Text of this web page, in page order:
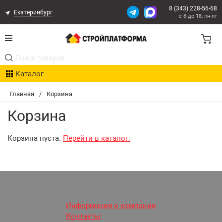
Главная / Корзина
Корзина
Корзина пуста. Перейти в каталог.
Екатеринбург
8 (343) 228-56-68
с 8 до 18, пн-пт
Каталог
Акции
Расчет доставки
Организациям
Оплата и ДоставкаИнформация о компании
Контакты